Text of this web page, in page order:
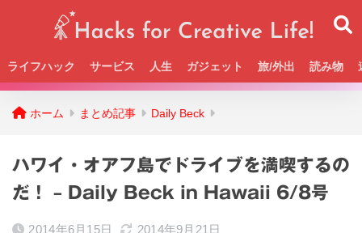
ライフハック サービス 人生 ガジェット 旅/外出 読み物
Beckの活動＆SNSまとめはこちら
ホーム まとめ記事 Daily Beck
ハワイ・オアフ島でドライブを満喫するの
だ！ – Daily Beck in Hawaii 6/8号
2014年6月15日 2014年9月21日